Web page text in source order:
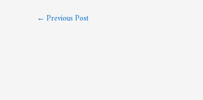
←Previous Post